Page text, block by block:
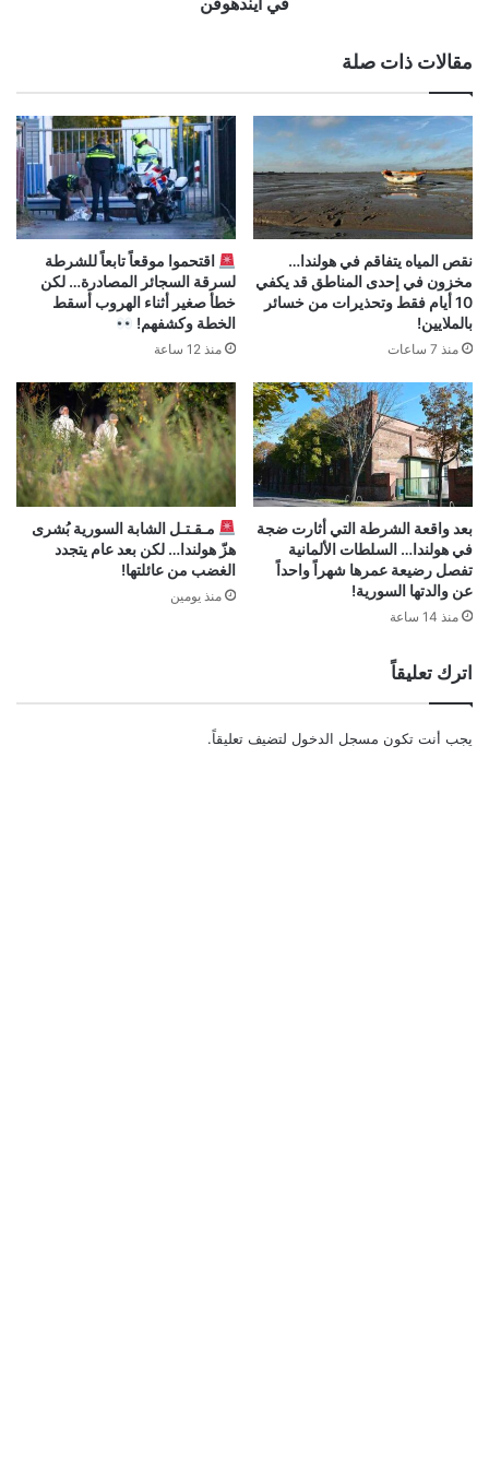
مقالات ذات صلة
نقص المياه يتفاقم في هولندا…
مخزون في إحدى المناطق قد يكفي
10 أيام فقط وتحذيرات من خسائر
بالملايين!
منذ 7 ساعات
اقتحموا موقعاً تابعاً للشرطة
لسرقة السجائر المصادرة… لكن
خطأ صغير أثناء الهروب أسقط
الخطة وكشفهم!
منذ 12 ساعة
بعد واقعة الشرطة التي أثارت ضجة
في هولندا… السلطات الألمانية
تفصل رضيعة عمرها شهراً واحداً
عن والدتها السورية!
منذ 14 ساعة
مـقـتـل الشابة السورية بُشرى
هزّ هولندا… لكن بعد عام يتجدد
الغضب من عائلتها!
منذ يومين
اترك تعليقاً
يجب أنت تكون مسجل الدخول لتضيف تعليقاً.